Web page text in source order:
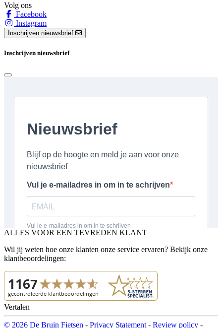
Volg ons
Facebook
Instagram
Inschrijven nieuwsbrief
Inschrijven nieuwsbrief
ALLES VOOR EEN TEVREDEN KLANT
Wil jij weten hoe onze klanten onze service ervaren? Bekijk onze
klantbeoordelingen:
Vertalen
© 2026 De Bruin Fietsen - Privacy Statement - Review policy -